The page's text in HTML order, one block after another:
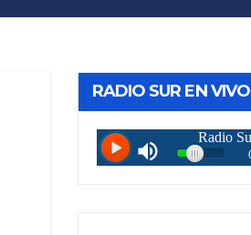
RADIO SUR EN VIVO